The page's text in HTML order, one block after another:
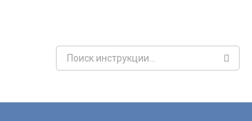
Поиск: